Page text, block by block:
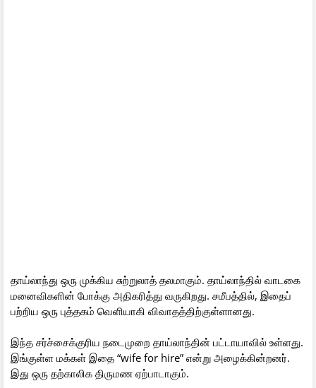
தாய்லாந்து ஒரு முக்கிய சுற்றுலாத் தலமாகும். தாய்லாந்தில் வாடகை
மனைவிகளின் போக்கு அதிகரித்து வருகிறது. சமீபத்தில், இதைப்
பற்றிய ஒரு புத்தகம் வெளியாகி விவாதத்திற்குள்ளானது.
இந்த சர்ச்சைக்குரிய நடைமுறை தாய்லாந்தின் பட்டாயாவில் உள்ளது.
இங்குள்ள மக்கள் இதை “wife for hire” என்று அழைக்கின்றனர்.
இது ஒரு தற்காலிக திருமண ஏற்பாடாகும்.